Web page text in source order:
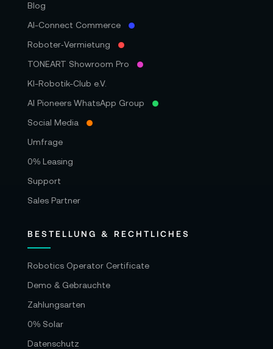
Blog
AI-Connect Commerce
Roboter‑Vermietung
TONEART Showroom Pro
KI-Robotik-Club e.V.
AI Pioneers WhatsApp Group
Social Media
Umfrage
0% Leasing
Support
Sales Partner
BESTELLUNG & RECHTLICHES
Robotics Operator Certificate
Demo & Gebrauchte
Zahlungsarten
0% Solar
Datenschutz